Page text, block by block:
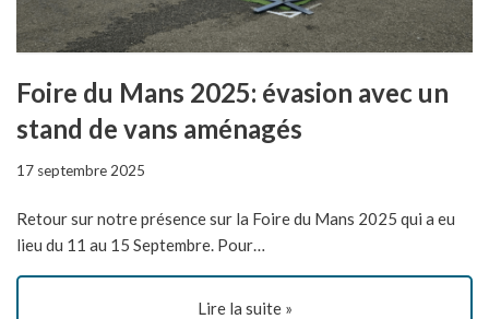
Foire du Mans 2025: évasion avec un
stand de vans aménagés
17 septembre 2025
Retour sur notre présence sur la Foire du Mans 2025 qui a eu
lieu du 11 au 15 Septembre. Pour…
Lire la suite »